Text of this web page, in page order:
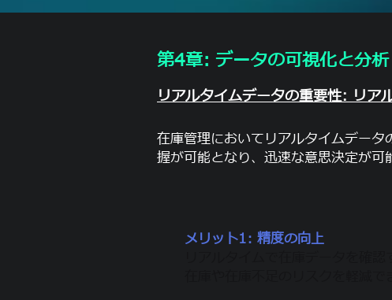
第4章: データの可視化と分析
リアルタイムデータの重要性: リア
在庫管理においてリアルタイムデー
握が可能となり、迅速な意思決定が可
メリット1: 精度の向上